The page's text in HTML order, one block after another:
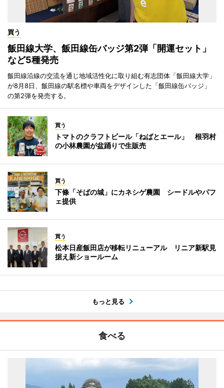
買う
飯田線大学、飯田線缶バッジ第2弾「開運セット」
など5種発売
飯田線沿線の交流を通じ地域活性化に取り組む有志団体「飯田線大学」
が8月8日、飯田線の駅名標や車両をデザインした「飯田線缶バッジ」
の第2弾を発売する。
買う
トマトのクラフトビール「ねばとエール」 根羽村
の小林農園が盆踊りで生販売
買う
下條「そばの城」にカネシゲ農園 シードルやパフ
ェ提供
買う
松本日産飯田店が移転リニューアル リニア新駅見
据え新ショールーム
もっと見る
食べる